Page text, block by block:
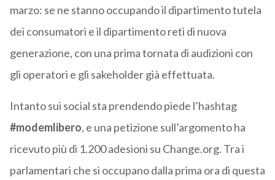
marzo: se ne stanno occupando il dipartimento tutela
dei consumatori e il dipartimento reti di nuova
generazione, con una prima tornata di audizioni con
gli operatori e gli sakeholder già effettuata.
Intanto sui social sta prendendo piede l’hashtag
#modemlibero, e una petizione sull’argomento ha
ricevuto più di 1.200 adesioni su Change.org. Tra i
parlamentari che si occupano dalla prima ora di questa